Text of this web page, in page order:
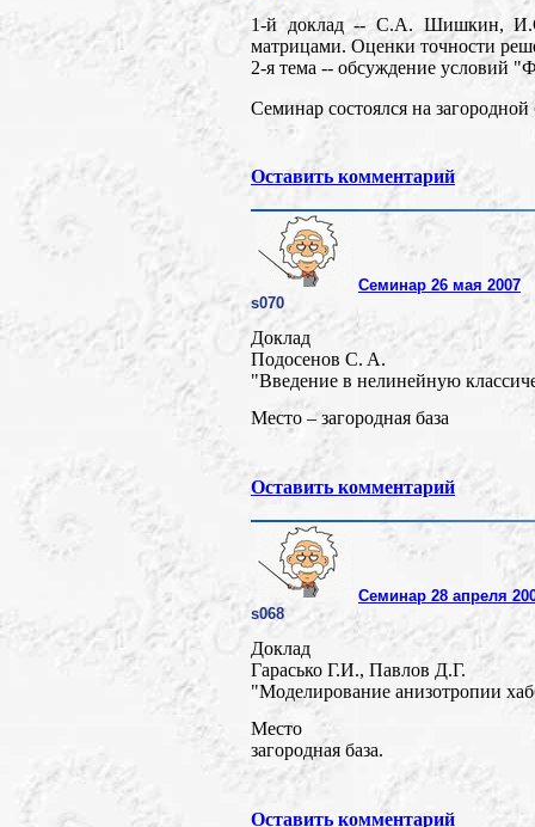
1-й доклад -- С.А. Шишкин,
матрицами. Оценки точности
2-я тема -- обсуждение условий
Семинар состоялся на загородной
Оставить комментарий
Семинар 26 мая 2007
s070
Доклад
Подосенов C. A.
"Введение в нелинейную
Место – загородная база
Оставить комментарий
Семинар 28 апреля
s068
Доклад
Гарасько Г.И., Павлов Д.Г.
"Моделирование анизотропии
Место
загородная база.
Оставить комментарий